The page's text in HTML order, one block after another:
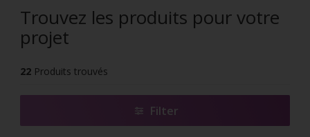
Trouvez les produits pour votre
projet
22 Produits trouvés
Filter